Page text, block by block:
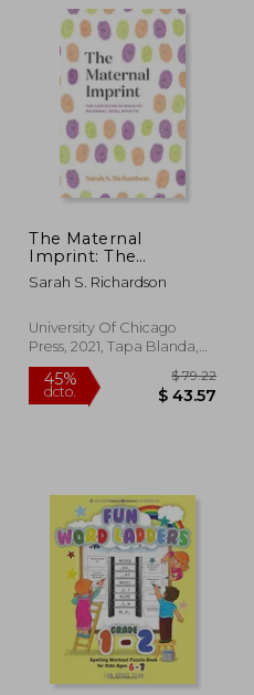
45%
dcto.
45%
dcto.
The Maternal
Imprint: The
Contested Science of
Maternal-Fetal
Sarah S. Richardson
University Of Chicago
Press, 2021, Tapa Blanda,
Nuevo